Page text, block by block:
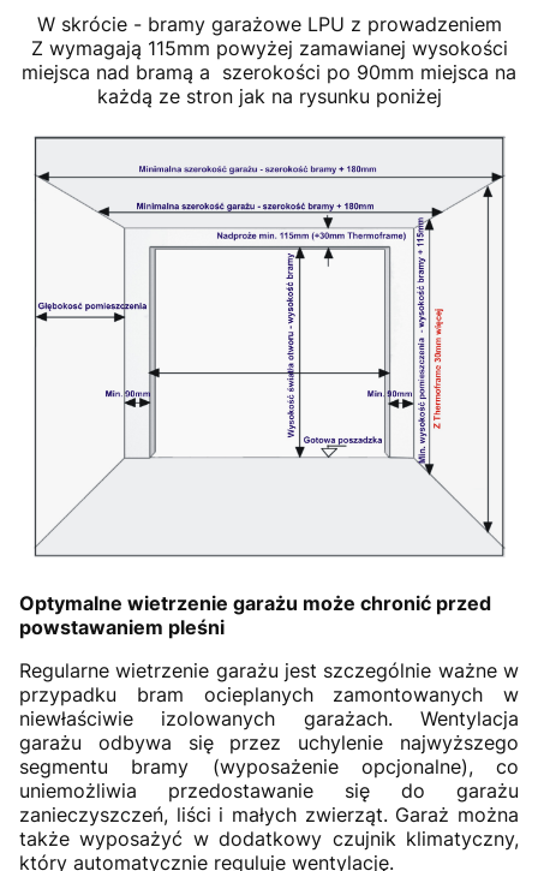
W skrócie - bramy garażowe LPU z prowadzeniem
Z wymagają 115mm powyżej zamawianej wysokości
miejsca nad bramą a szerokości po 90mm miejsca na
każdą ze stron jak na rysunku poniżej
Optymalne wietrzenie garażu może chronić przed
powstawaniem pleśni
Regularne wietrzenie garażu jest szczególnie ważne w
przypadku bram ocieplanych zamontowanych w
niewłaściwie izolowanych garażach. Wentylacja
garażu odbywa się przez uchylenie najwyższego
segmentu bramy (wyposażenie opcjonalne), co
uniemożliwia przedostawanie się do garażu
zanieczyszczeń, liści i małych zwierząt. Garaż można
także wyposażyć w dodatkowy czujnik klimatyczny,
który automatycznie reguluje wentylację.